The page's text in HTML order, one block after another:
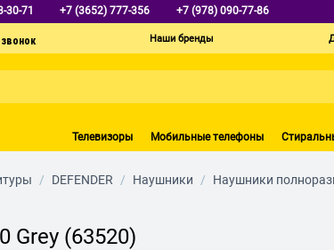
30-71 +7 (3652) 777-356 +7 (978) 090-77-86
Наши бренды
Телевизоры Мобильные телефоны
/ DEFENDER / Наушники / Наушники
Grey (63520)